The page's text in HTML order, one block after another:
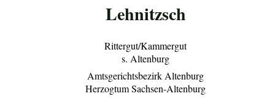
Lehnitzsch
Rittergut/Kammergut
s. Altenburg
Amtsgerichtsbezirk Altenburg
Herzogtum Sachsen-Altenburg